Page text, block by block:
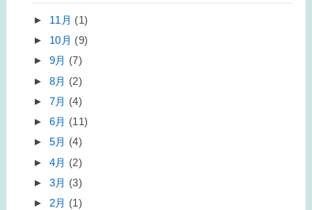
► 11月 (1)
► 10月 (9)
► 9月 (7)
► 8月 (2)
► 7月 (4)
► 6月 (11)
► 5月 (4)
► 4月 (2)
► 3月 (3)
► 2月 (1)